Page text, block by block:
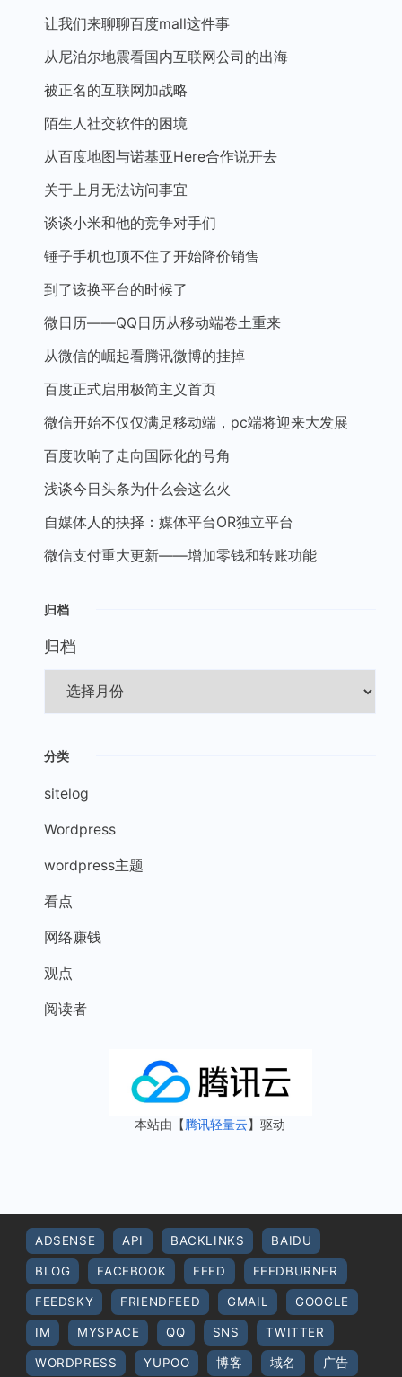
让我们来聊聊百度mall这件事
从尼泊尔地震看国内互联网公司的出海
被正名的互联网加战略
陌生人社交软件的困境
从百度地图与诺基亚Here合作说开去
关于上月无法访问事宜
谈谈小米和他的竞争对手们
锤子手机也顶不住了开始降价销售
到了该换平台的时候了
微日历——QQ日历从移动端卷土重来
从微信的崛起看腾讯微博的挂掉
百度正式启用极简主义首页
微信开始不仅仅满足移动端，pc端将迎来大发展
百度吹响了走向国际化的号角
浅谈今日头条为什么会这么火
自媒体人的抉择：媒体平台OR独立平台
微信支付重大更新——增加零钱和转账功能
归档
归档
分类
sitelog
Wordpress
wordpress主题
看点
网络赚钱
观点
阅读者
本站由【腾讯轻量云】驱动
ADSENSE API BACKLINKS BAIDU
BLOG FACEBOOK FEED FEEDBURNER
FEEDSKY FRIENDFEED GMAIL GOOGLE
IM MYSPACE QQ SNS TWITTER
WORDPRESS YUPOO 博客 域名 广告